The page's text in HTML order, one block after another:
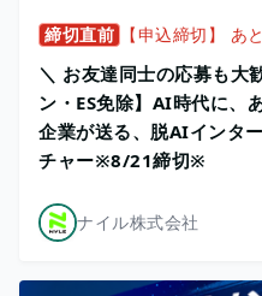
締切直前 【申込締切】 あ
＼ お友達同士の応募も大
ン・ES免除】AI時代に、
企業が送る、脱AIインタ
チャー※8/21締切※
ナイル株式会社